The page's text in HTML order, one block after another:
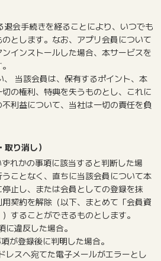
会手続きを経ることにより、いつでも
とします。なお、アプリ会員について
インストールした場合、本サービスを
当該会員は、保有するポイント、本
の権利、特典を失うものとし、これに
利益について、当社は一切の責任を負
り消し）
れかの事項に該当すると判断した場
ことなく、直ちに当該会員について本
止し、または会員としての登録を抹
契約を解除（以下、まとめて「会員資
することができるものとします。
違反した場合。
が登録後に判明した場合。
レスへ宛てた電子メールがエラーとし